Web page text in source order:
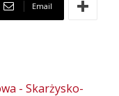
Email